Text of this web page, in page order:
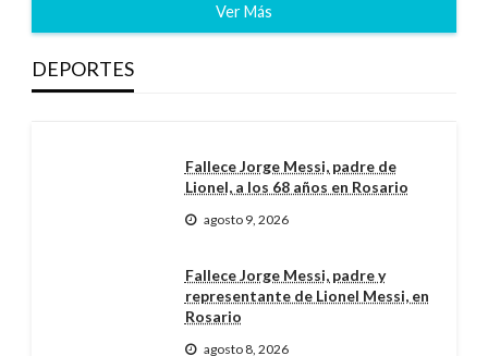
Ver Más
DEPORTES
Fallece Jorge Messi, padre de
Lionel, a los 68 años en Rosario
agosto 9, 2026
Fallece Jorge Messi, padre y
representante de Lionel Messi, en
Rosario
agosto 8, 2026